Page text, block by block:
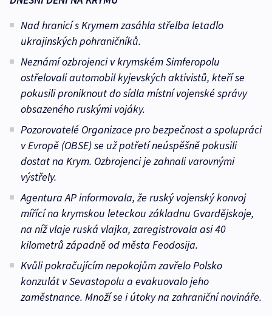
Nad hranicí s Krymem zasáhla střelba letadlo
ukrajinských pohraničníků.
Neznámí ozbrojenci v krymském Simferopolu
ostřelovali automobil kyjevských aktivistů, kteří se
pokusili proniknout do sídla místní vojenské správy
obsazeného ruskými vojáky.
Pozorovatelé Organizace pro bezpečnost a spolupráci
v Evropě (OBSE) se už potřetí neúspěšně pokusili
dostat na Krym. Ozbrojenci je zahnali varovnými
výstřely.
Agentura AP informovala, že ruský vojenský konvoj
mířící na krymskou leteckou základnu Gvardějskoje,
na níž vlaje ruská vlajka, zaregistrovala asi 40
kilometrů západně od města Feodosija.
Kvůli pokračujícím nepokojům zavřelo Polsko
konzulát v Sevastopolu a evakuovalo jeho
zaměstnance. Množí se i útoky na zahraniční novináře.